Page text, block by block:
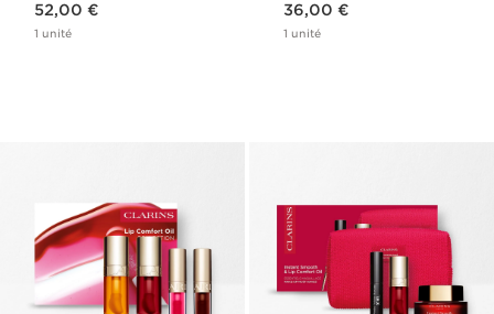
52,00 €
1 unité
36,00 €
1 unité